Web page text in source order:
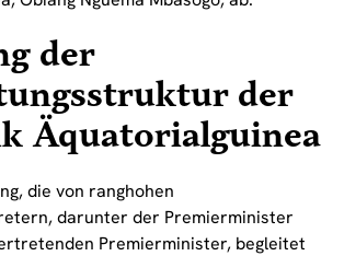
der
der
Äquatorialguinea
die von ranghohen
darunter der Premierminister
Premierminister, begleitet